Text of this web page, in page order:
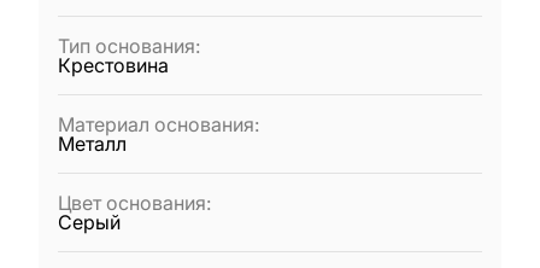
Тип основания:
Крестовина
Материал основания:
Металл
Цвет основания:
Серый